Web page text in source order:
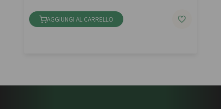
AGGIUNGI AL CARRELLO